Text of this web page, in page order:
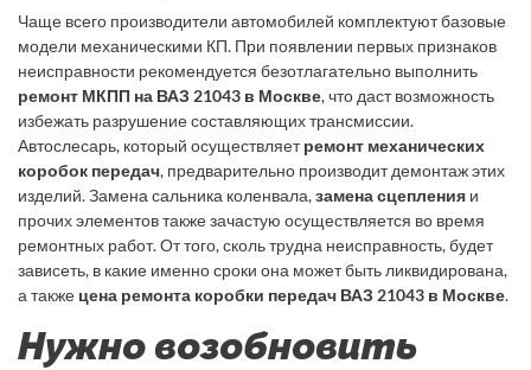
Чаще всего производители автомобилей комплектуют базовые
модели механическими КП. При появлении первых признаков
неисправности рекомендуется безотлагательно выполнить
ремонт МКПП на ВАЗ 21043 в Москве, что даст возможность
избежать разрушение составляющих трансмиссии.
Автослесарь, который осуществляетремонт механических
коробок передач, предварительно производит демонтаж этих
изделий. Замена сальника коленвала,замена сцепления и
прочих элементов также зачастую осуществляется во время
ремонтных работ. От того, сколь трудна неисправность, будет
зависеть, в какие именно сроки она может быть ликвидирована,
а также цена ремонта коробки передач ВАЗ 21043 в Москве.
Нужно возобновить